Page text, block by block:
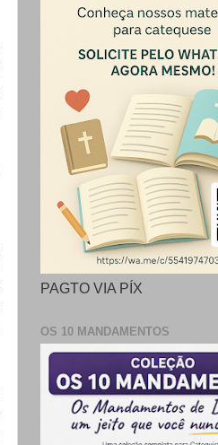
PAGTO VIA PÍX
OS 10 MANDAMENTOS